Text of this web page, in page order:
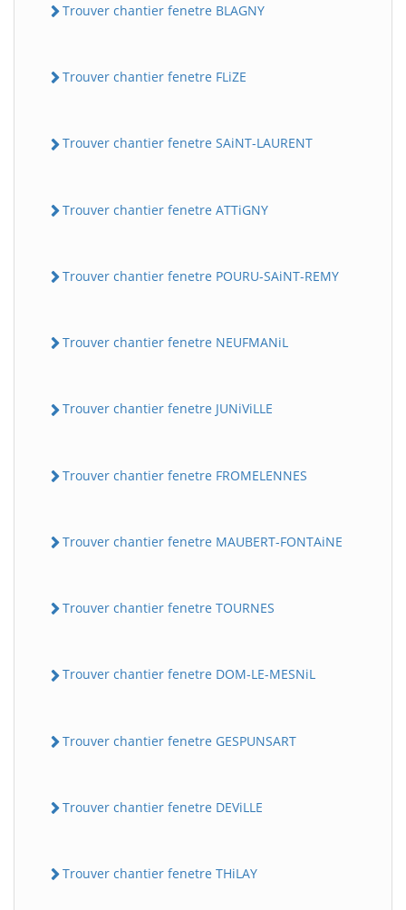
Trouver chantier fenetre BLAGNY
Trouver chantier fenetre FLiZE
Trouver chantier fenetre SAiNT-LAURENT
Trouver chantier fenetre ATTiGNY
Trouver chantier fenetre POURU-SAiNT-REMY
Trouver chantier fenetre NEUFMANiL
Trouver chantier fenetre JUNiViLLE
Trouver chantier fenetre FROMELENNES
Trouver chantier fenetre MAUBERT-FONTAiNE
Trouver chantier fenetre TOURNES
Trouver chantier fenetre DOM-LE-MESNiL
Trouver chantier fenetre GESPUNSART
Trouver chantier fenetre DEViLLE
Trouver chantier fenetre THiLAY